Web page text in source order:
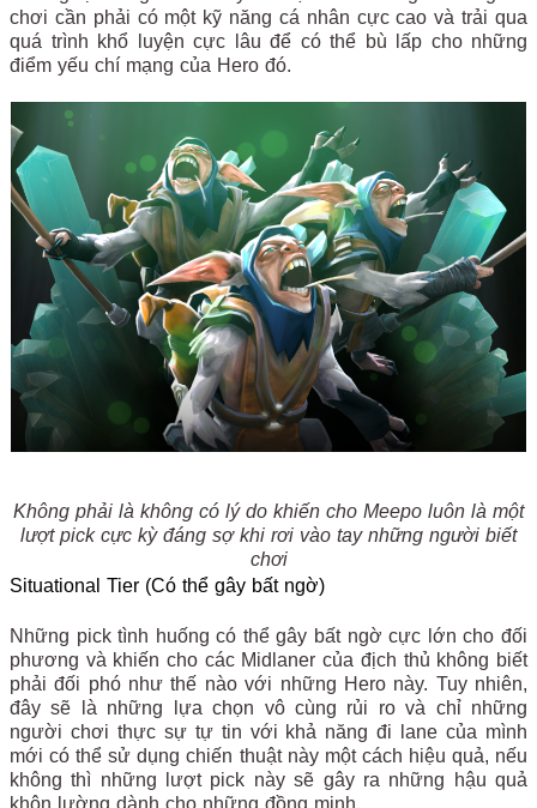
chơi cần phải có một kỹ năng cá nhân cực cao và trải qua
quá trình khổ luyện cực lâu để có thể bù lấp cho những
điểm yếu chí mạng của Hero đó.
Không phải là không có lý do khiến cho Meepo luôn là một
lượt pick cực kỳ đáng sợ khi rơi vào tay những người biết
chơi
Situational Tier (Có thể gây bất ngờ)
Những pick tình huống có thể gây bất ngờ cực lớn cho đối
phương và khiến cho các Midlaner của địch thủ không biết
phải đối phó như thế nào với những Hero này. Tuy nhiên,
đây sẽ là những lựa chọn vô cùng rủi ro và chỉ những
người chơi thực sự tự tin với khả năng đi lane của mình
mới có thể sử dụng chiến thuật này một cách hiệu quả, nếu
không thì những lượt pick này sẽ gây ra những hậu quả